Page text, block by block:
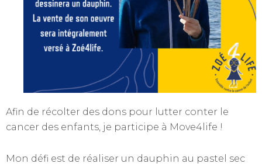
Afin de récolter des dons pour lutter conter le
cancer des enfants, je participe à Move4life !
Mon défi est de réaliser un dauphin au pastel sec